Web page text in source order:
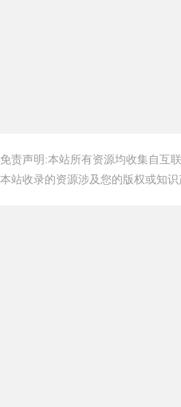
免责声明:本站所有资源均收集自互
本站收录的资源涉及您的版权或知